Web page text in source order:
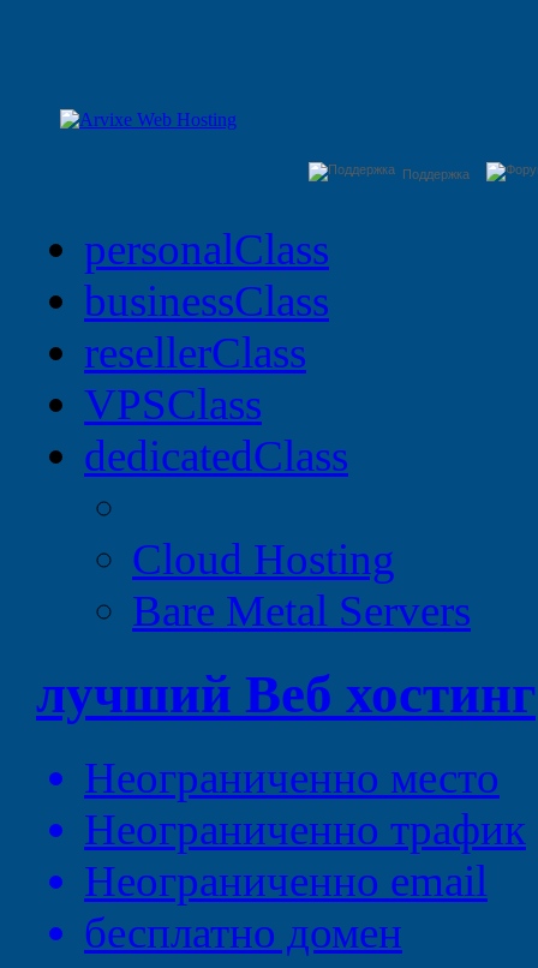
Поддержка
personalClass
businessClass
resellerClass
VPSClass
dedicatedClass
Cloud Hosting
Bare Metal Servers
лучший Веб хостинг
Неограниченно место
Неограниченно трафик
Неограниченно email
бесплатно домен